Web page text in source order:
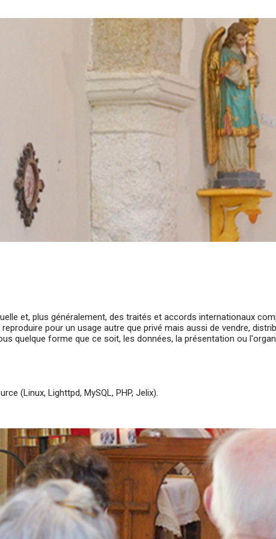
et, plus généralement, des traités et accords internationaux
pour un usage autre que privé mais aussi de vendre,
quelque forme que ce soit, les données, la présentation ou
(Linux, Lighttpd, MySQL, PHP, Jelix).